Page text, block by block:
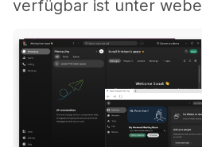
verfügbar ist unter